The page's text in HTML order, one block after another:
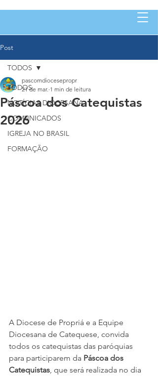
Post
TODOS
NOTÍCIAS DIOCESANA
COMUNICADOS
IGREJA NO BRASIL
FORMAÇÃO
TODOS
Páscoa dos Catequistas
2026
pascomdiocesepropr
21 de mar. 1 min de leitura
A Diocese de Propriá e a Equipe
Diocesana de Catequese, convida
todos os catequistas das paróquias
para participarem da Páscoa dos
Catequistas, que será realizada no dia